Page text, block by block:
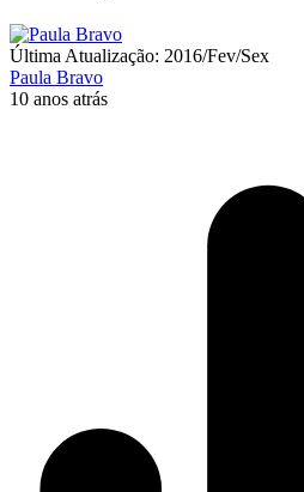
Última Atualização: 2016/Fev/Sex
Paula Bravo
10 anos atrás